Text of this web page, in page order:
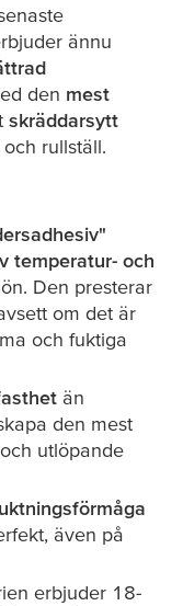
ännu
den mest
skräddarsytt
rullställ.
temperatur- och
Den presterar
om det är
och fuktiga
än
den mest
utlöpande
även på
erbjuder 18-